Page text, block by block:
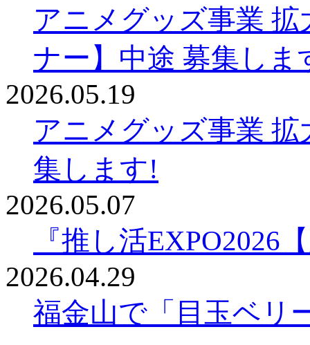
アニメグッズ事業
ナー】中途 募集しま
2026.05.19
アニメグッズ事業
集します!
2026.05.07
『推し活EXPO2026
2026.04.29
福金山で「目玉ベリ